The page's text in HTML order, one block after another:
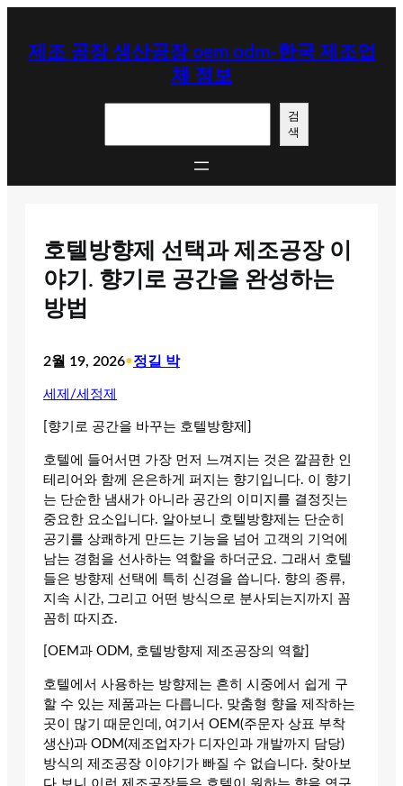
제조 공장 생산공장 oem odm-한국 제조업
체 정보
검
색
호텔방향제 선택과 제조공장 이
야기. 향기로 공간을 완성하는
방법
2월 19, 2026•정길 박
세제/세정제
[향기로 공간을 바꾸는 호텔방향제]
호텔에 들어서면 가장 먼저 느껴지는 것은 깔끔한 인
테리어와 함께 은은하게 퍼지는 향기입니다. 이 향기
는 단순한 냄새가 아니라 공간의 이미지를 결정짓는
중요한 요소입니다. 알아보니 호텔방향제는 단순히
공기를 상쾌하게 만드는 기능을 넘어 고객의 기억에
남는 경험을 선사하는 역할을 하더군요. 그래서 호텔
들은 방향제 선택에 특히 신경을 씁니다. 향의 종류,
지속 시간, 그리고 어떤 방식으로 분사되는지까지 꼼
꼼히 따지죠.
[OEM과 ODM, 호텔방향제 제조공장의 역할]
호텔에서 사용하는 방향제는 흔히 시중에서 쉽게 구
할 수 있는 제품과는 다릅니다. 맞춤형 향을 제작하는
곳이 많기 때문인데, 여기서 OEM(주문자 상표 부착
생산)과 ODM(제조업자가 디자인과 개발까지 담당)
방식의 제조공장 이야기가 빠질 수 없습니다. 찾아보